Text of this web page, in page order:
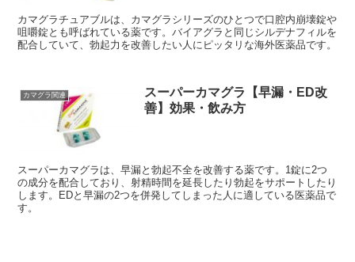
カマグラチュアブルは、カマグラシリーズのひとつで口腔内崩壊錠や
咀嚼錠とも呼ばれている薬です。バイアグラと同じシルデナフィルを
配合していて、勃起力を改善したい人にピッタリな海外医薬品です。
カマグラ関連
スーパーカマグラ【早漏・ED改
善】効果・飲み方
スーパーカマグラは、早漏と勃起不全を改善する薬です。1錠に2つ
の成分を配合しており、射精時間を延長したり勃起をサポートしたり
します。EDと早漏の2つを併発してしまった人に適している医薬品で
す。